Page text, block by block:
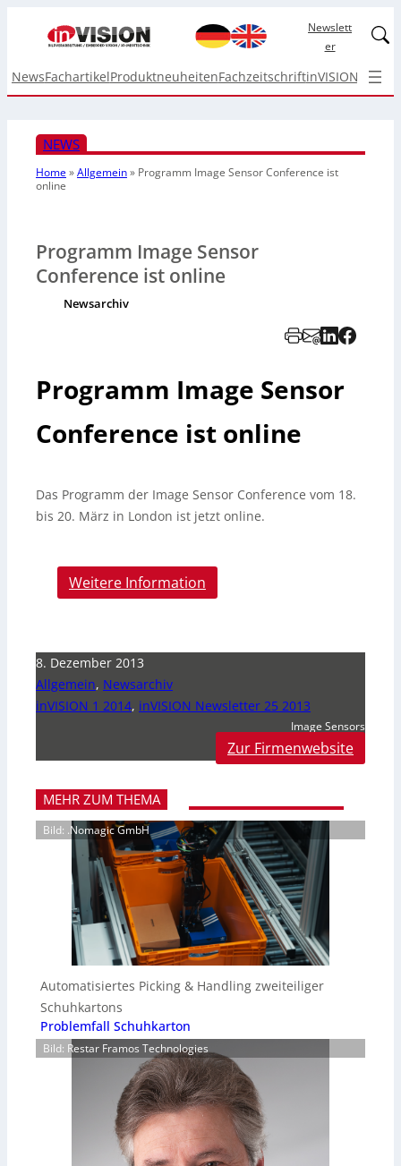
Newslett
er
NewsFachartikelProduktneuheitenFachzeitschriftinVISION Top
NEWS
Home»Allgemein» Programm Image Sensor Conference ist
online
Programm Image Sensor
Conference ist online
Newsarchiv
Programm Image Sensor
Conference ist online
Das Programm der Image Sensor Conference vom 18.
bis 20. März in London ist jetzt online.
Weitere Information
8. Dezember 2013
Allgemein, Newsarchiv
inVISION 1 2014, inVISION Newsletter 25 2013
Image Sensors
Zur Firmenwebsite
MEHR ZUM THEMA
Bild: .Nomagic GmbH
Automatisiertes Picking & Handling zweiteiliger
Schuhkartons
Problemfall Schuhkarton
Bild: Restar Framos Technologies